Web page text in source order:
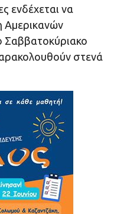
ενδέχεται να
Αμερικανών
Σαββατοκύριακο
στενά